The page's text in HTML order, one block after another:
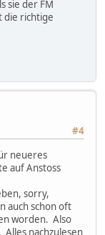
sie der FM
die richtige
#4
neueres
auf Anstoss
sorry,
auch schon oft
worden. Also
Alles nachzulesen